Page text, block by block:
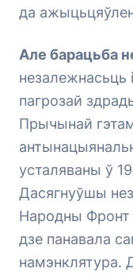
да
Але барацьба
незалежнасьць
пагрозай
Прычынай
усталяваны ў
Дасягнуўшы
Народны Фронт
дзе панавала
намэнклятура.